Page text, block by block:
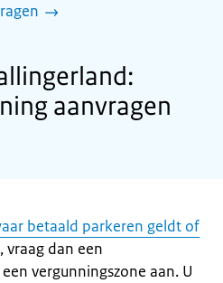
aanvragen
betaald parkeren geldt of
, vraag dan een
vergunningszone aan. U